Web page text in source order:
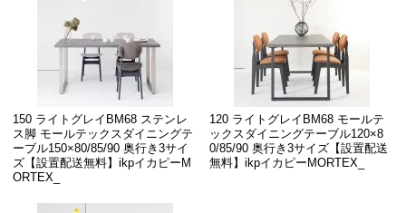
150 ライトグレイBM68 ステンレ
ス脚 モールテックスダイニングテ
ーブル150×80/85/90 奥行き3サイ
ズ【設置配送無料】ikpイカピーM
ORTEX_
120 ライトグレイBM68 モールテ
ックスダイニングテーブル120×8
0/85/90 奥行き3サイズ【設置配送
無料】ikpイカピーMORTEX_